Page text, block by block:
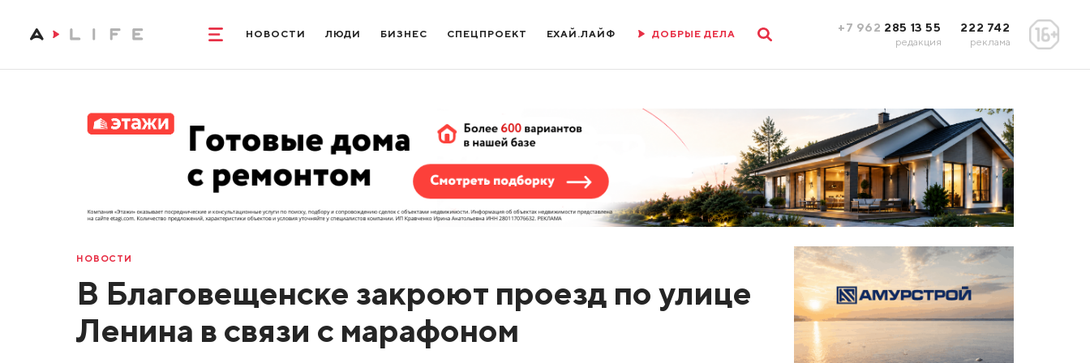
НОВОСТИ ЛЮДИ БИЗНЕС СПЕЦПРОЕКТ ЕХАЙ.ЛАЙФ ДОБРЫЕ ДЕЛА +7 962 285 13 55
редакция
222 742
реклама
НОВОСТИ
В Благовещенске закроют проезд по улице
Ленина в связи с марафоном